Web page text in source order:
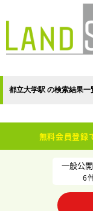
都立大学駅 の検索結果一
無料会員登録
一般公
6